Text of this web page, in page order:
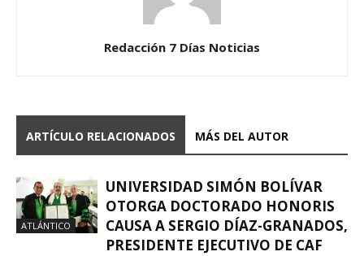
Redacción 7 Días Noticias
ARTÍCULO RELACIONADOS MÁS DEL AUTOR
ATLÁNTICO
UNIVERSIDAD SIMÓN BOLÍVAR
OTORGA DOCTORADO HONORIS
CAUSA A SERGIO DÍAZ-GRANADOS,
PRESIDENTE EJECUTIVO DE CAF